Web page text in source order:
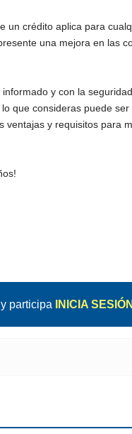
un crédito aplica para
una mejora en las
y con la
que consideras puede
y requisitos para
participa INICIA SESIÓN